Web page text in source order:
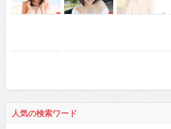
人気の検索ワード